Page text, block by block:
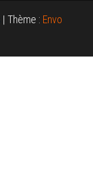
| Thème : Envo